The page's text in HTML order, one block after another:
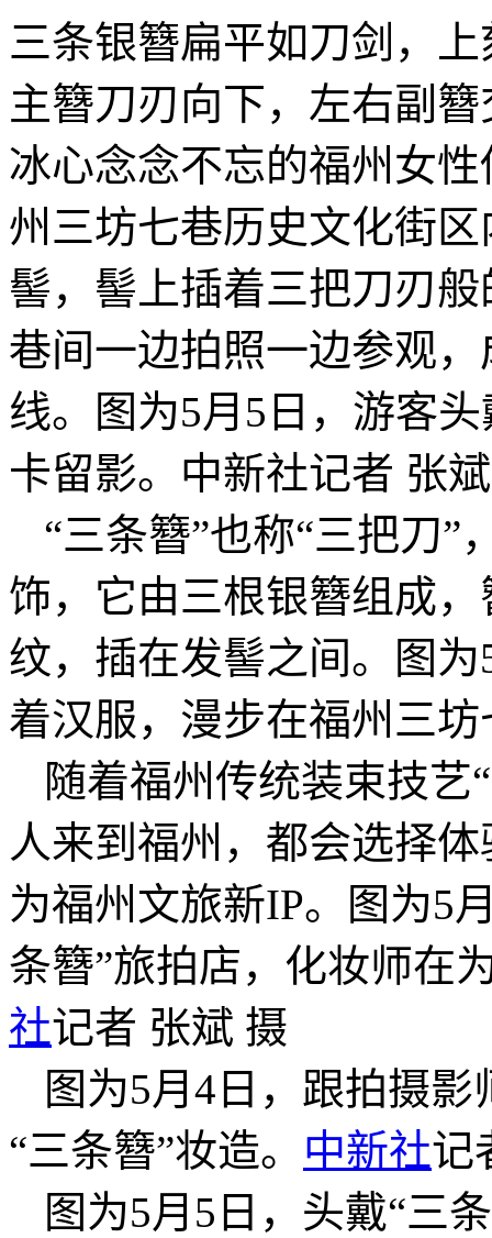
三条银簪扁平如刀剑，
主簪刀刃向下，左右副
冰心念念不忘的福州女
州三坊七巷历史文化街
髻，髻上插着三把刀刃
巷间一边拍照一边参观
线。图为5月5日，游客
卡留影。中新社记者 张
“三条簪”也称“三把刀
饰，它由三根银簪组成
纹，插在发髻之间。图
着汉服，漫步在福州三坊
随着福州传统装束技艺
人来到福州，都会选择
为福州文旅新IP。图为5
条簪”旅拍店，化妆师在
社记者 张斌 摄
图为5月4日，跟拍摄
“三条簪”妆造。 中新社记
图为5月5日，头戴“三